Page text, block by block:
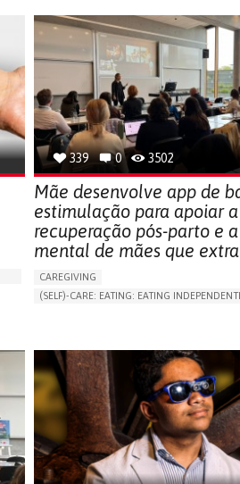
339 0 3502
Mãe desenvolve app de
estimulação para apoiar a
recuperação pós-parto e
mental de mães que
CAREGIVING
(SELF)-CARE: EATING: EATING
SUPPORT ON PUERPERIUM/POST-
CAREGIVING SUPPORT
GYNECOLOGY AND OBSTETRICS
PARENTHOOD SUPPORT
WOMEN'S